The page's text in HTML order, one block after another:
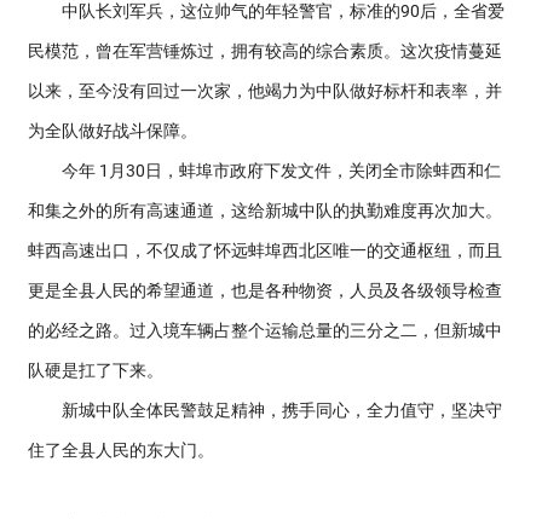
中队长刘军兵，这位帅气的年轻警官，标准的90后，全省爱
民模范，曾在军营锤炼过，拥有较高的综合素质。这次疫情蔓延
以来，至今没有回过一次家，他竭力为中队做好标杆和表率，并
为全队做好战斗保障。
今年 1月30日，蚌埠市政府下发文件，关闭全市除蚌西和仁
和集之外的所有高速通道，这给新城中队的执勤难度再次加大。
蚌西高速出口，不仅成了怀远蚌埠西北区唯一的交通枢纽，而且
更是全县人民的希望通道，也是各种物资，人员及各级领导检查
的必经之路。过入境车辆占整个运输总量的三分之二，但新城中
队硬是扛了下来。
新城中队全体民警鼓足精神，携手同心，全力值守，坚决守
住了全县人民的东大门。